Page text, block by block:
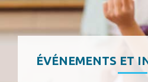
ÉVÉNEMENTS ET